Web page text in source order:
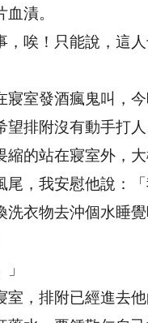
血漬。
唉！只能說，這人
寢室發酒瘋鬼叫，
望排附沒有動手打人
縮的站在寢室外，
尾，我安慰他說：「
洗衣物去沖個水睡
」
，排附已經進去他